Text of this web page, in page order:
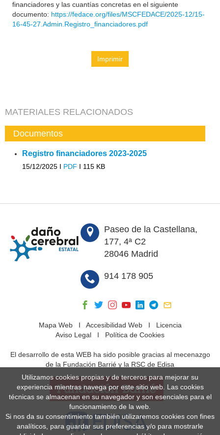
financiadores y las cuantías concretas en el siguiente
documento: https://fedace.org/files/MSCFEDACE/2025-12/15-
16-45-27.Admin.Registro_financiadores.pdf
Imprimir
MATERIALES RELACIONADOS
Documentos
Registro financiadores 2023-2025
15/12/2025 I PDF I 115 KB
Paseo de la Castellana,
177, 4ª C2
28046 Madrid
914 178 905
Mapa WebI Accesibilidad WebI Licencia
Aviso Legal I Política de Cookies
El desarrollo de esta WEB ha sido posible gracias al mecenazgo
de la Fundación Barrié y la RSC de Edisa
Utilizamos cookies propias y de terceros para mejorar su
experiencia mientras navega por este sitio web. Las cookies
técnicas se almacenan en su navegador y son esenciales para el
funcionamiento de la web.
Si nos da su consentimiento también utilizaremos cookies con fines
analíticos, para guardar sus preferencias y/o para mostrarle